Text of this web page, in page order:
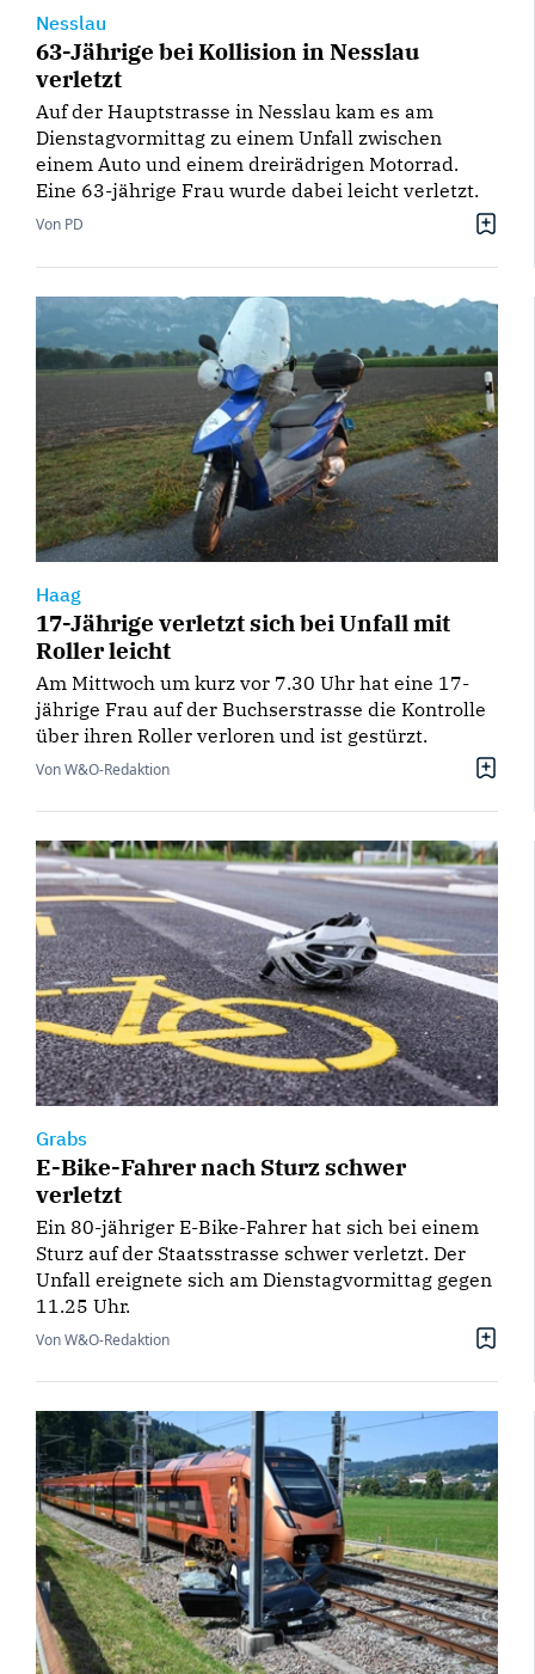
Nesslau
63-Jährige bei Kollision in Nesslau
verletzt
Auf der Hauptstrasse in Nesslau kam es am
Dienstagvormittag zu einem Unfall zwischen
einem Auto und einem dreirädrigen Motorrad.
Eine 63-jährige Frau wurde dabei leicht verletzt.
Von PD
Haag
17-Jährige verletzt sich bei Unfall mit
Roller leicht
Am Mittwoch um kurz vor 7.30 Uhr hat eine 17-
jährige Frau auf der Buchserstrasse die Kontrolle
über ihren Roller verloren und ist gestürzt.
Von W&O-Redaktion
Grabs
E-Bike-Fahrer nach Sturz schwer
verletzt
Ein 80-jähriger E-Bike-Fahrer hat sich bei einem
Sturz auf der Staatsstrasse schwer verletzt. Der
Unfall ereignete sich am Dienstagvormittag gegen
11.25 Uhr.
Von W&O-Redaktion